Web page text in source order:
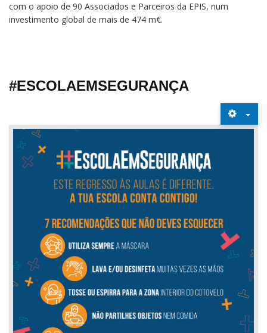
com o apoio de 90 Associados e Parceiros da EPIS, num
investimento global de mais de 474 m€.
#ESCOLAEMSEGURANÇA